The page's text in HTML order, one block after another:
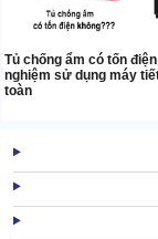
Tủ chống ẩm có tốn
nghiệm sử dụng máy
toàn